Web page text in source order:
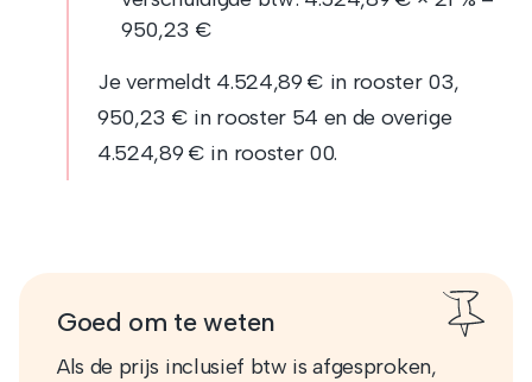
950,23 €
Je vermeldt 4.524,89 € in rooster 03,
950,23 € in rooster 54 en de overige
4.524,89 € in rooster 00.
Goed om te weten
Als de prijs inclusief btw is afgesproken,